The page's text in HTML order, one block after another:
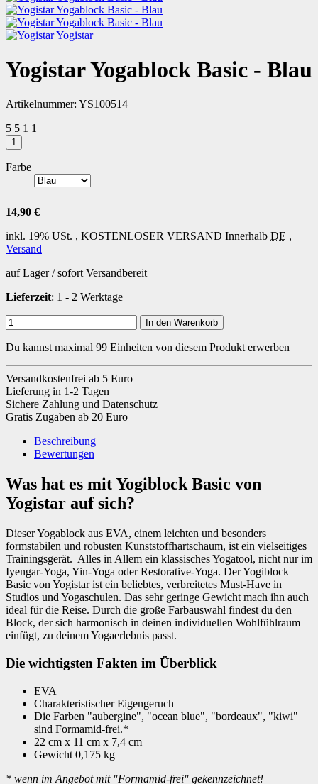
Yogistar
Yogistar Yogablock Basic - Blau
Artikelnummer: YS100514
5 5 1 1
Farbe
14,90 €
inkl. 19% USt. , KOSTENLOSER VERSAND Innerhalb DE ,
Versand
auf Lager / sofort Versandbereit
Lieferzeit: 1 - 2 Werktage
In den Warenkorb
Du kannst maximal 99 Einheiten von diesem Produkt erwerben
Versandkostenfrei ab 5 Euro
Lieferung in 1-2 Tagen
Sichere Zahlung und Datenschutz
Gratis Zugaben ab 20 Euro
Beschreibung
Bewertungen
Was hat es mit Yogiblock Basic von
Yogistar auf sich?
Dieser Yogablock aus EVA, einem leichten und besonders
formstabilen und robusten Kunststoffhartschaum, ist ein vielseitiges
Trainingsgerät. Alles in Allem ein klassisches Yogatool, nicht nur im
Iyengar-Yoga, Yin-Yoga oder Restorative-Yoga. Der Yogiblock
Basic von Yogistar ist ein beliebtes, verbreitetes Must-Have in
Studios und Yogaschulen. Das sehr geringe Gewicht mach ihn auch
ideal für die Reise. Durch die große Farbauswahl findest du den
Block, der sich harmonisch in deinen individuellen Wohlfühlraum
einfügt, zu deinem Yogaerlebnis passt.
Die wichtigsten Fakten im Überblick
EVA
Charakteristischer Eigengeruch
Die Farben "aubergine", "ocean blue", "bordeaux", "kiwi"
sind Formamid-frei.*
22 cm x 11 cm x 7,4 cm
Gewicht 0,175 kg
* wenn im Angebot mit "Formamid-frei" gekennzeichnet!